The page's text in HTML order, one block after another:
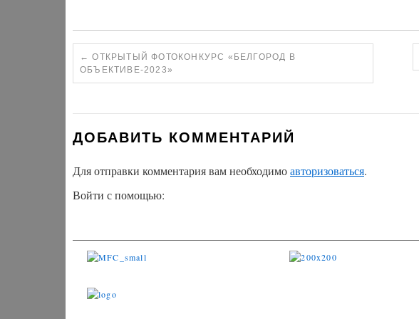
← ОТКРЫТЫЙ ФОТОКОНКУРС «БЕЛГОРОД В
ОБЪЕКТИВЕ-2023»
ДОБАВИТЬ КОММЕНТАРИЙ
Для отправки комментария вам необходимоавторизоваться.
Войти с помощью: